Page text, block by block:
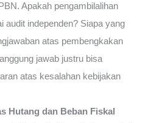
Apakah pengambilalihan
audit independen? Siapa yang
atas pembengkakan
jawab justru bisa
atas kesalahan kebijakan
Hutang dan Beban Fiskal